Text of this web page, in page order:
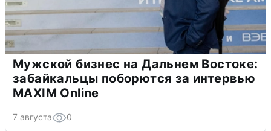
Мужской бизнес на Дальнем Востоке:
забайкальцы поборются за интервью
MAXIM Online
7 августа 0